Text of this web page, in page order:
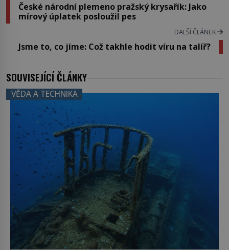
České národní plemeno pražský krysařík: Jako
mírový úplatek posloužil pes
DALŠÍ ČLÁNEK
Jsme to, co jíme: Což takhle hodit víru na talíř?
SOUVISEJÍCÍ ČLÁNKY
VĚDA A TECHNIKA